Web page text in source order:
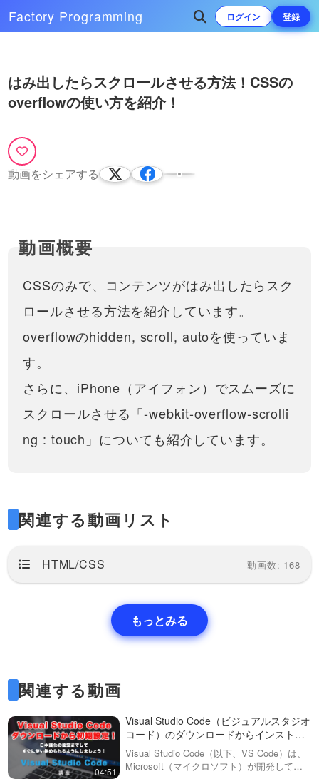
Factory Programming ログイン 登録
Video
次によく再生されている動画
CSSでグラデーションを実装して
tools.com/generateGradient/グラデ
ーションは画像などを作…
はみ出したらスクロールさせる方法！CSSの
overflowの使い方を紹介！
動画をシェアする
CSSのみで、コンテンツがはみ出したらスク
ロールさせる方法を紹介しています。
overflowのhidden, scroll, autoを使っていま
す。
さらに、iPhone（アイフォン）でスムーズに
スクロールさせる「-webkit-overflow-scrolli
ng : touch」についても紹介しています。
関連する動画リスト
HTML/CSS 動画数: 168
もっとみる
関連する動画
04:51
Visual Studio Code（ビジュアルスタジオ
コード）のダウンロードからインストー
ル、日本語化までの手順
Visual Studio Code（以下、VS Code）は、
Microsoft（マイクロソフト）が開発してい